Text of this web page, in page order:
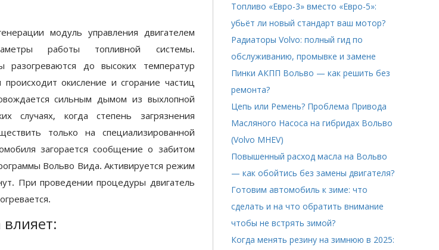
модуль управления двигателем
работы топливной системы.
разогреваются до высоких температур
происходит окисление и сгорание частиц
сильным дымом из выхлопной
случаях, когда степень загрязнения
только на специализированной
загорается сообщение о забитом
Вольво Вида. Активируется режим
При проведении процедуры двигатель
влияет:
Топливо «Евро-3» вместо «Евро-5»:
убьёт ли новый стандарт ваш мотор?
Радиаторы Volvo: полный гид по
обслуживанию, промывке и замене
Пинки АКПП Вольво — как решить без
ремонта?
Цепь или Ремень? Проблема Привода
Масляного Насоса на гибридах Вольво
(Volvo MHEV)
Повышенный расход масла на Вольво
— как обойтись без замены двигателя?
Готовим автомобиль к зиме: что
сделать и на что обратить внимание
чтобы не встрять зимой?
Когда менять резину на зимнюю в 2025: